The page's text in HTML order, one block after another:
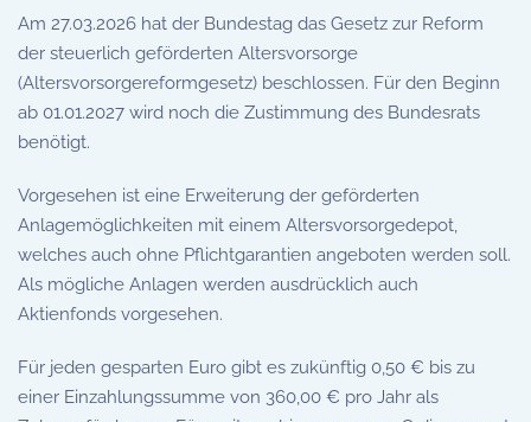
Am 27.03.2026 hat der Bundestag das Gesetz zur Reform
der steuerlich geförderten Altersvorsorge
(Altersvorsorgereformgesetz) beschlossen. Für den Beginn
ab 01.01.2027 wird noch die Zustimmung des Bundesrats
benötigt.
Vorgesehen ist eine Erweiterung der geförderten
Anlagemöglichkeiten mit einem Altersvorsorgedepot,
welches auch ohne Pflichtgarantien angeboten werden soll.
Als mögliche Anlagen werden ausdrücklich auch
Aktienfonds vorgesehen.
Für jeden gesparten Euro gibt es zukünftig 0,50 € bis zu
einer Einzahlungssumme von 360,00 € pro Jahr als